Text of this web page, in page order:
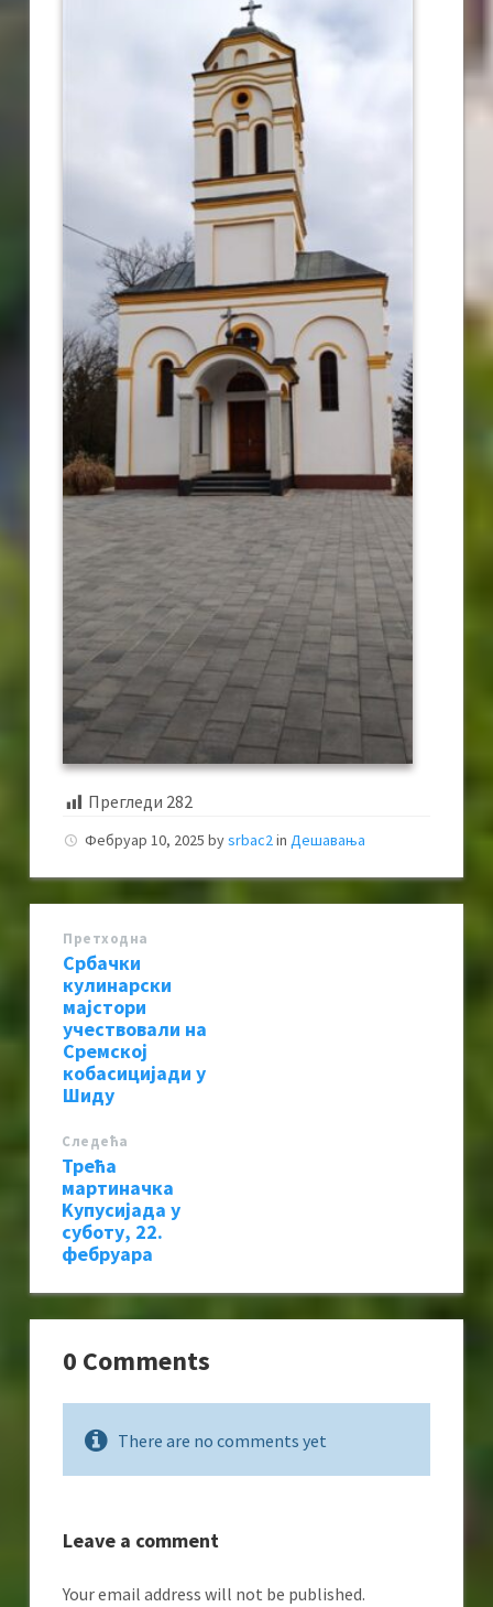
Прегледи 282
Фебруар 10, 2025 bysrbac2 in Дешавања
Претходна
Србачки
кулинарски
мајстори
учествовали на
Сремској
кобасицијади у
Шиду
Следећa
Трећа
мартиначка
Kупусијада у
суботу, 22.
фебруара
0 Comments
There are no comments yet
Leave a comment
Your email address will not be published.